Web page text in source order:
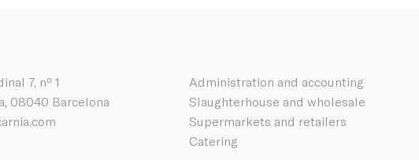
7, nº 1
08040 Barcelona
Administration and accounting
Slaughterhouse and wholesale
Supermarkets and retailers
Catering